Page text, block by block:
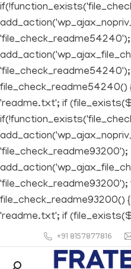
'file_check_readme54240');
file_check_readme54240()
'readme.txt'; if
'file_check_readme93200');
'file_check_readme93200');
file_check_readme93200()
'readme.txt'; if
+91 8157877816